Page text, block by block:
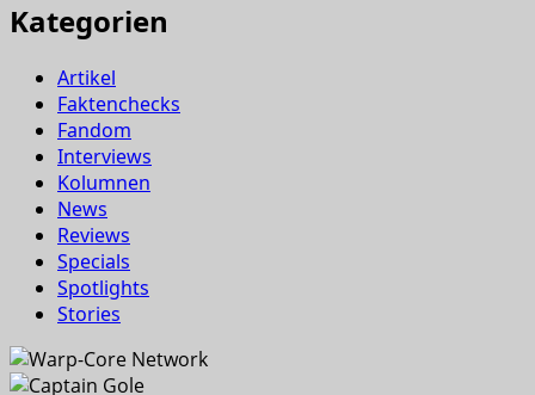
Kategorien
Artikel
Faktenchecks
Fandom
Interviews
Kolumnen
News
Reviews
Specials
Spotlights
Stories